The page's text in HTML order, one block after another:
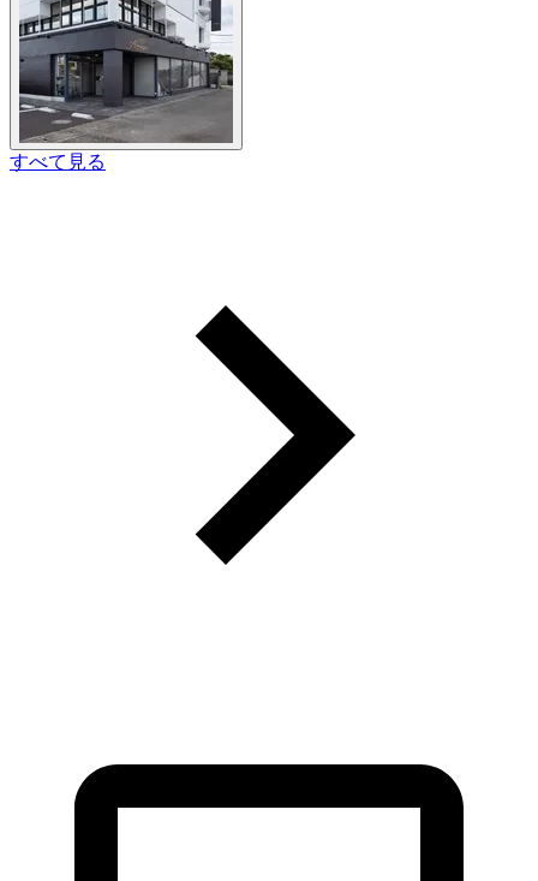
すべて見る